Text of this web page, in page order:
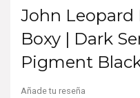
John Leopard
Boxy | Dark
Pigment
Añade tu reseña